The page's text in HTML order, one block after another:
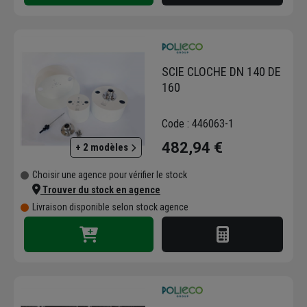
+ 2 modèles
SCIE CLOCHE DN 140 DE
160
Code : 446063-1
482,94 €
Choisir une agence pour vérifier le stock
Trouver du stock en agence
Livraison disponible selon stock agence